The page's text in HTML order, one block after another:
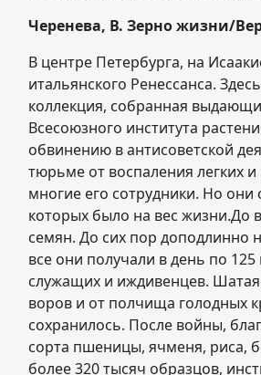
Черенева, В. Зерно жизни/
В центре Петербурга, на
итальянского Ренессанса.
коллекция, собранная
Всесоюзного института
обвинению в антисоветской
тюрьме от воспаления
многие его сотрудники. Но
которых было на вес жизни.До
семян. До сих пор доподлинно
все они получали в день по
служащих и иждивенцев.
воров и от полчища голодных
сохранилось. После войны,
сорта пшеницы, ячменя, риса,
более 320 тысяч образцов,